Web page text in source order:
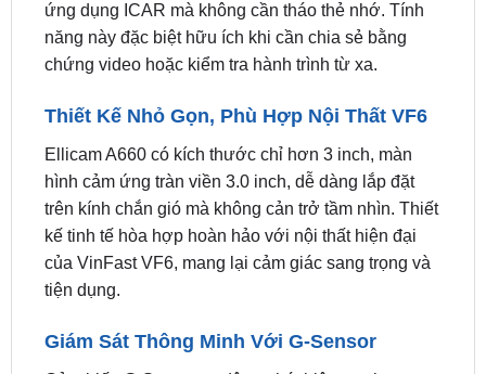
chứng video hoặc kiểm tra hành trình từ xa.
Thiết Kế Nhỏ Gọn, Phù Hợp Nội Thất VF6
hình cảm ứng tràn viền 3.0 inch, dễ dàng lắp đặt
trên kính chắn gió mà không cản trở tầm nhìn. Thiết
kế tinh tế hòa hợp hoàn hảo với nội thất hiện đại
của VinFast VF6, mang lại cảm giác sang trọng và
tiện dụng.
Giám Sát Thông Minh Với G-Sensor
hoặc chuyển động bất thường, khóa video quan